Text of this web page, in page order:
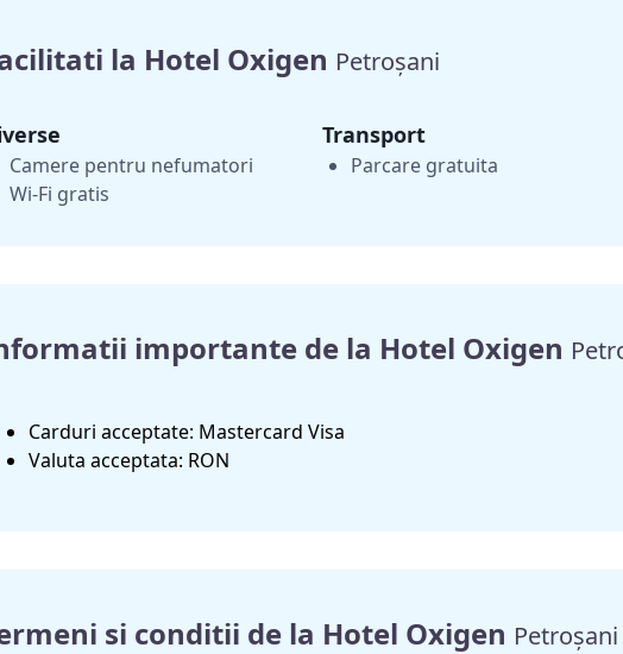
la Hotel Oxigen Petroșani
Camere pentru nefumatori
Wi-Fi gratis
Transport
Parcare gratuita
importante de la Hotel Oxigen
Carduri acceptate: Mastercard Visa
Valuta acceptata: RON
si conditii de la Hotel Oxigen Petroșani